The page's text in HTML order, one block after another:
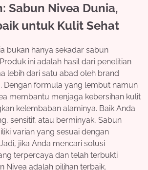
Sabun Nivea Dunia,
untuk Kulit Sehat
bukan hanya sekadar sabun
ini adalah hasil dari penelitian
lebih dari satu abad oleh brand
Dengan formula yang lembut namun
membantu menjaga kebersihan kulit
kelembaban alaminya. Baik Anda
sensitif, atau berminyak, Sabun
varian yang sesuai dengan
jika Anda mencari solusi
terpercaya dan telah terbukti
Nivea adalah pilihan terbaik.